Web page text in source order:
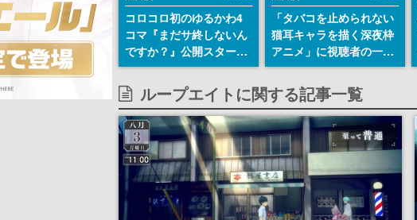
コロコロ初のゆるかわ4
コマ『まだサ終しないん
ですか？』公開スター
ト。主人公は新入社員の
侘石ダイヤ、ゲーム会社
を舞台にトラブルへ対応
する社員たちを描く
「タバコを止められない
猫耳キャラを描く深夜枠
アニメ」に視聴者の一部
から批判意見。違法薬物
の使用と思わしき描写も
含めて、BPOが議論を交
わす
ループエイトに関する記事一覧